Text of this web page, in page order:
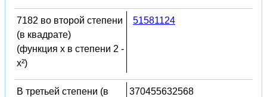
7182 во второй степени
(в квадрате)
(функция x в степени 2 -
x²)
51581124
В третьей степени (в
370455632568